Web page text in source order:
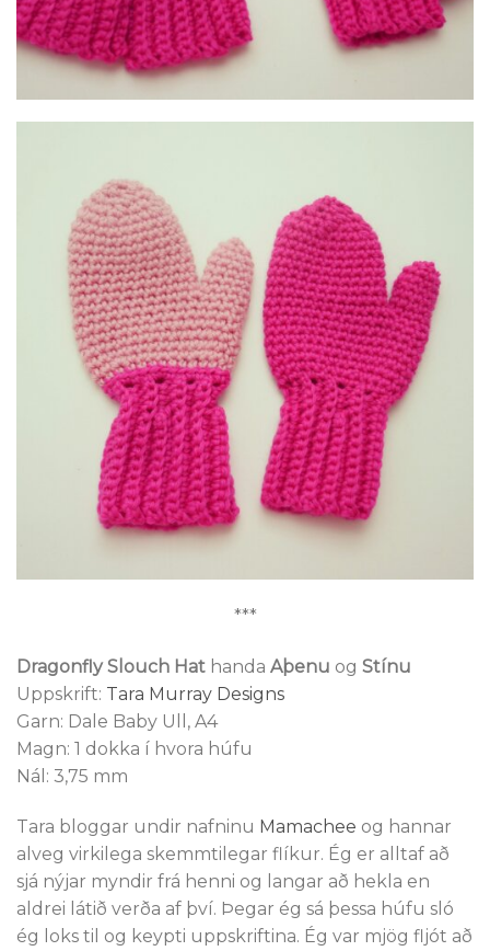
***
Dragonfly Slouch Hat handa Aþenu og Stínu
Uppskrift: Tara Murray Designs
Garn: Dale Baby Ull, A4
Magn: 1 dokka í hvora húfu
Nál: 3,75 mm
Tara bloggar undir nafninu Mamachee og hannar
alveg virkilega skemmtilegar flíkur. Ég er alltaf að
sjá nýjar myndir frá henni og langar að hekla en
aldrei látið verða af því. Þegar ég sá þessa húfu sló
ég loks til og keypti uppskriftina. Ég var mjög fljót að